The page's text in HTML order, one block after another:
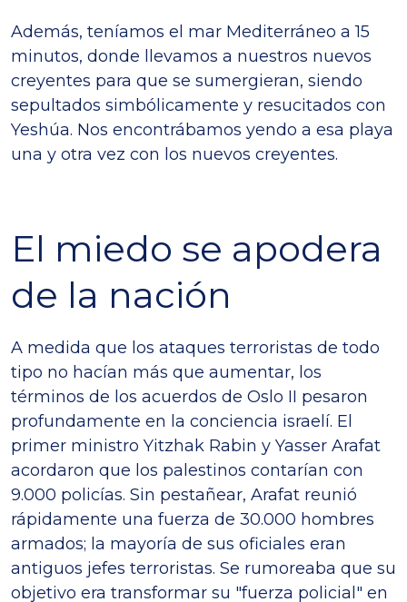
Además, teníamos el mar Mediterráneo a 15
minutos, donde llevamos a nuestros nuevos
creyentes para que se sumergieran, siendo
sepultados simbólicamente y resucitados con
Yeshúa. Nos encontrábamos yendo a esa playa
una y otra vez con los nuevos creyentes.
El miedo se apodera
de la nación
A medida que los ataques terroristas de todo
tipo no hacían más que aumentar, los
términos de los acuerdos de Oslo II pesaron
profundamente en la conciencia israelí. El
primer ministro Yitzhak Rabin y Yasser Arafat
acordaron que los palestinos contarían con
9.000 policías. Sin pestañear, Arafat reunió
rápidamente una fuerza de 30.000 hombres
armados; la mayoría de sus oficiales eran
antiguos jefes terroristas. Se rumoreaba que su
objetivo era transformar su "fuerza policial" en